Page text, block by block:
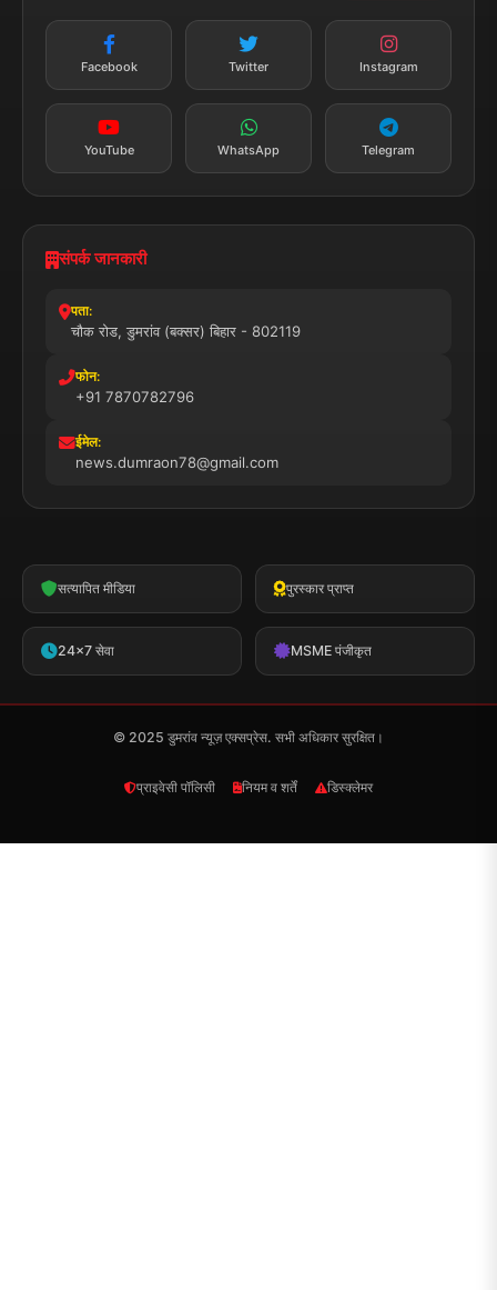
Facebook Twitter Instagram
YouTube WhatsApp Telegram
संपर्क जानकारी
पता:
चौक रोड, डुमरांव (बक्सर) बिहार - 802119
फोन:
+91 7870782796
ईमेल:
news.dumraon78@gmail.com
सत्यापित मीडिया पुरस्कार प्राप्त
24x7 सेवा MSME पंजीकृत
© 2025 डुमरांव न्यूज़ एक्सप्रेस. सभी अधिकार सुरक्षित।
प्राइवेसी पॉलिसी नियम व शर्तें डिस्क्लेमर